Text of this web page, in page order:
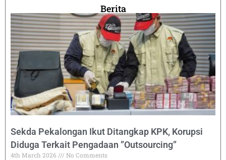
Berita
Sekda Pekalongan Ikut Ditangkap KPK, Korupsi
Diduga Terkait Pengadaan ”Outsourcing”
4th March 2026
No Comments